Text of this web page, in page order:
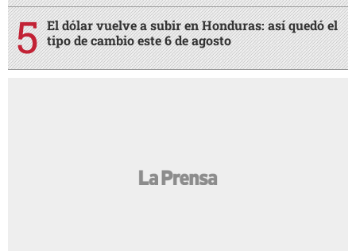
El dólar vuelve a subir en Honduras: así quedó el
tipo de cambio este 6 de agosto